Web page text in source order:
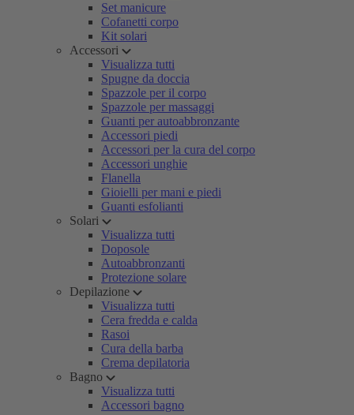
Set manicure
Cofanetti corpo
Kit solari
Accessori
Visualizza tutti
Spugne da doccia
Spazzole per il corpo
Spazzole per massaggi
Guanti per autoabbronzante
Accessori piedi
Accessori per la cura del corpo
Accessori unghie
Flanella
Gioielli per mani e piedi
Guanti esfolianti
Solari
Visualizza tutti
Doposole
Autoabbronzanti
Protezione solare
Depilazione
Visualizza tutti
Cera fredda e calda
Rasoi
Cura della barba
Crema depilatoria
Bagno
Visualizza tutti
Accessori bagno